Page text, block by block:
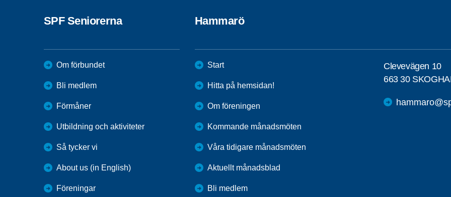
SPF Seniorerna
Om förbundet
Bli medlem
Förmåner
Utbildning och aktiviteter
Så tycker vi
About us (in English)
Föreningar
Hammarö
Start
Hitta på hemsidan!
Om föreningen
Kommande månadsmöten
Våra tidigare månadsmöten
Aktuellt månadsblad
Bli medlem
Clevevägen 10
663 30